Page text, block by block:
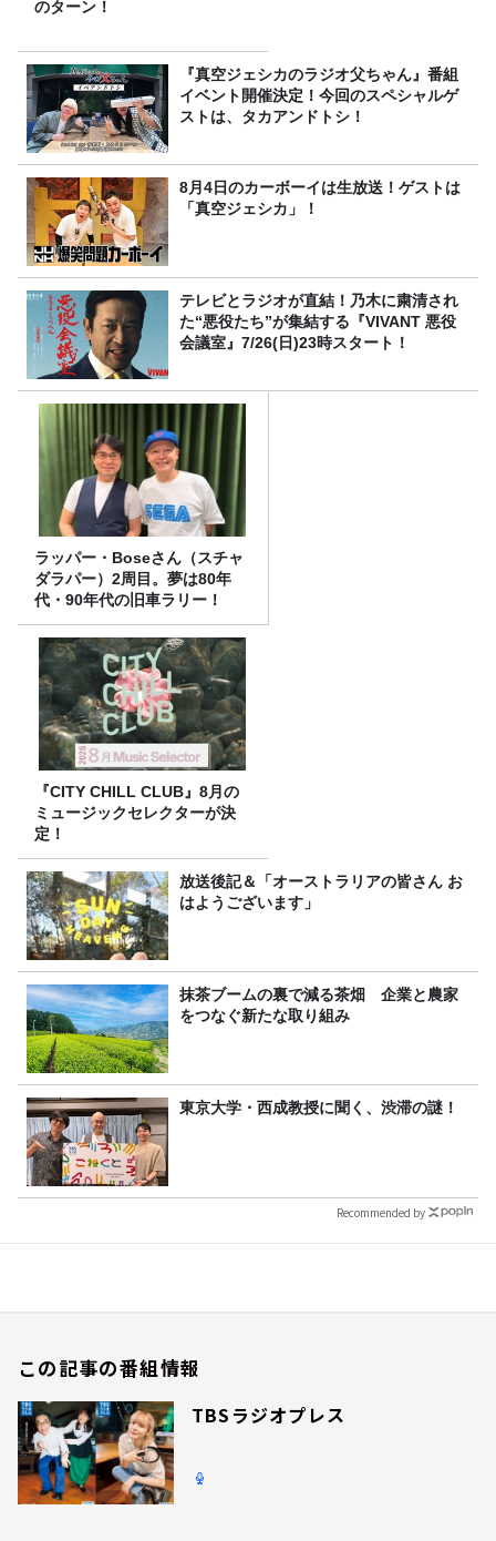
のターン！
『真空ジェシカのラジオ父ちゃん』番組
イベント開催決定！今回のスペシャルゲ
ストは、タカアンドトシ！
8月4日のカーボーイは生放送！ゲストは
「真空ジェシカ」！
テレビとラジオが直結！乃木に粛清され
た“悪役たち”が集結する『VIVANT 悪役
会議室』7/26(日)23時スタート！
ラッパー・Boseさん（スチャ
ダラパー）2周目。夢は80年
代・90年代の旧車ラリー！
『CITY CHILL CLUB』8月の
ミュージックセレクターが決
定！
放送後記＆「オーストラリアの皆さん お
はようございます」
抹茶ブームの裏で減る茶畑 企業と農家
をつなぐ新たな取り組み
東京大学・西成教授に聞く、渋滞の謎！
Recommended by
この記事の番組情報
TBSラジオプレス